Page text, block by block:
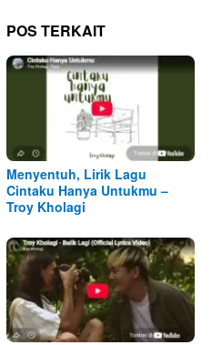
POS TERKAIT
Menyentuh, Lirik Lagu
Cintaku Hanya Untukmu –
Troy Kholagi